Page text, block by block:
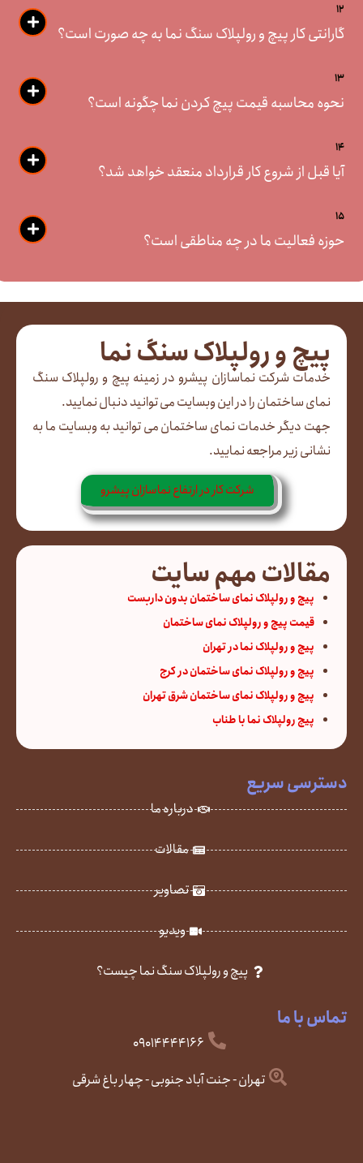
12
گارانتی کار پیچ و رولپلاک سنگ نما به چه صورت است؟
13
نحوه محاسبه قیمت پیچ کردن نما چگونه است؟
14
آیا قبل از شروع کار قرارداد منعقد خواهد شد؟
15
حوزه فعالیت ما در چه مناطقی است؟
پیچ و رولپلاک سنگ نما
خدمات شرکت نماسازان پیشرو در زمینه پیچ و رولپلاک سنگ
نمای ساختمان را در این وبسایت می توانید دنبال نمایید.
جهت دیگر خدمات نمای ساختمان می توانید به وبسایت ما به
نشانی زیر مراجعه نمایید.
شرکت کار در ارتفاع نماسازان پیشرو
مقالات مهم سایت
پیچ و رولپلاک نمای ساختمان بدون داربست
قیمت پیچ و رولپلاک نمای ساختمان
پیچ و رولپلاک نما در تهران
پیچ و رولپلاک نمای ساختمان در کرج
پیچ و رولپلاک نمای ساختمان شرق تهران
پیچ رولپلاک نما با طناب
دسترسی سریع
درباره ما
مقالات
تصاویر
ویدیو
پیچ و رولپلاک سنگ نما چیست؟
تماس با ما
09014444166
تهران - جنت آباد جنوبی - چهار باغ شرقی